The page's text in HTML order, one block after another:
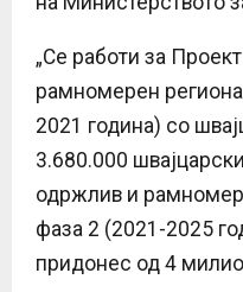
„Се работи за
рамномерен
2021 година) со
3.680.000
одржлив и
фаза 2 (2021-2025
придонес од 4